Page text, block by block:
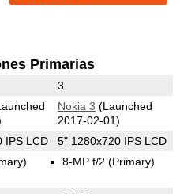
Primarias
3
Nokia 3 (Launched
2017-02-01)
IPS LCD 5" 1280x720 IPS LCD
8-MP f/2 (Primary)